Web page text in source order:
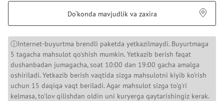
Do‘konda mavjudlik va zaxira
ⓘInternet-buyurtma brendli paketda yetkazilmaydi. Buyurtmaga
5 tagacha mahsulot qo'shish mumkin. Yetkazib berish faqat
dushanbadan jumagacha, soat 10:00 dan 19:00 gacha amalga
oshiriladi. Yetkazib berish vaqtida sizga mahsulotni kiyib ko'rish
uchun 15 daqiqa vaqt beriladi. Agar mahsulot sizga to'g'ri
kelmasa, to'lov qilishdan oldin uni kuryerga qaytarishingiz kerak.